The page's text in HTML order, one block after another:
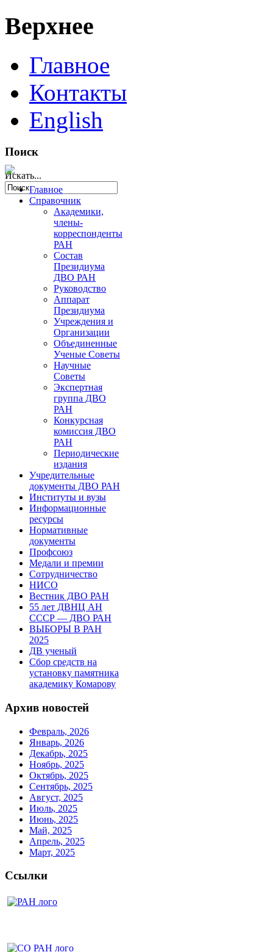
Верхнее
Главное
Контакты
English
Поиск
Искать...
Главное
Справочник
Академики,
члены-
корреспонденты
РАН
Состав
Президиума
ДВО РАН
Руководство
Аппарат
Президиума
Учреждения и
Организации
Объединенные
Ученые Советы
Научные
Советы
Экспертная
группа ДВО
РАН
Конкурсная
комиссия ДВО
РАН
Периодические
издания
Учредительные
документы ДВО РАН
Институты и вузы
Информационные
ресурсы
Нормативные
документы
Профсоюз
Медали и премии
Сотрудничество
НИСО
Вестник ДВО РАН
55 лет ДВНЦ АН
СССР — ДВО РАН
ВЫБОРЫ В РАН
2025
ДВ ученый
Сбор средств на
установку памятника
академику Комарову
Архив новостей
Февраль, 2026
Январь, 2026
Декабрь, 2025
Ноябрь, 2025
Октябрь, 2025
Сентябрь, 2025
Август, 2025
Июль, 2025
Июнь, 2025
Май, 2025
Апрель, 2025
Март, 2025
Ссылки